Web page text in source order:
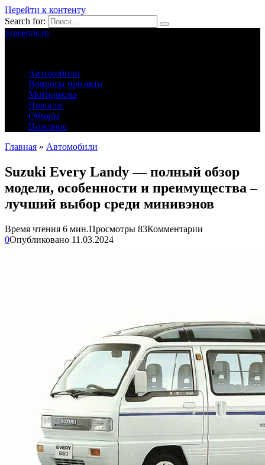
Перейти к контенту
Search for:
Eraservis.ru
Автомобили
Вопросы про авто
Мотоциклы
Новости
Обзоры
Полезное
Главная » Автомобили
Suzuki Every Landy — полный обзор
модели, особенности и преимущества –
лучший выбор среди минивэнов
Время чтения 6 мин.Просмотры 83Комментарии
0Опубликовано 11.03.2024